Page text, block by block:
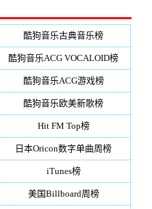
酷狗音乐古典音乐榜
酷狗音乐ACG VOCALOID榜
酷狗音乐ACG游戏榜
酷狗音乐欧美新歌榜
Hit FM Top榜
日本Oricon数字单曲周榜
iTunes榜
美国Billboard周榜